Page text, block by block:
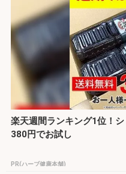
楽天週間ランキング1位！
380円でお試し
PR(ハーブ健康本舗)